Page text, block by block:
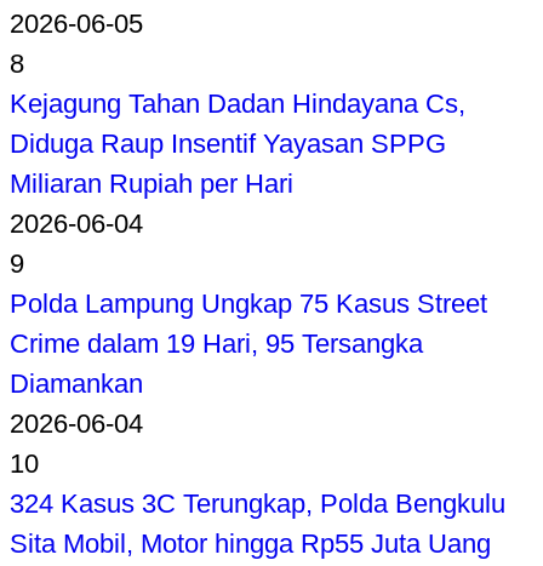
2026-06-05
8
Kejagung Tahan Dadan Hindayana Cs,
Diduga Raup Insentif Yayasan SPPG
Miliaran Rupiah per Hari
2026-06-04
9
Polda Lampung Ungkap 75 Kasus Street
Crime dalam 19 Hari, 95 Tersangka
Diamankan
2026-06-04
10
324 Kasus 3C Terungkap, Polda Bengkulu
Sita Mobil, Motor hingga Rp55 Juta Uang